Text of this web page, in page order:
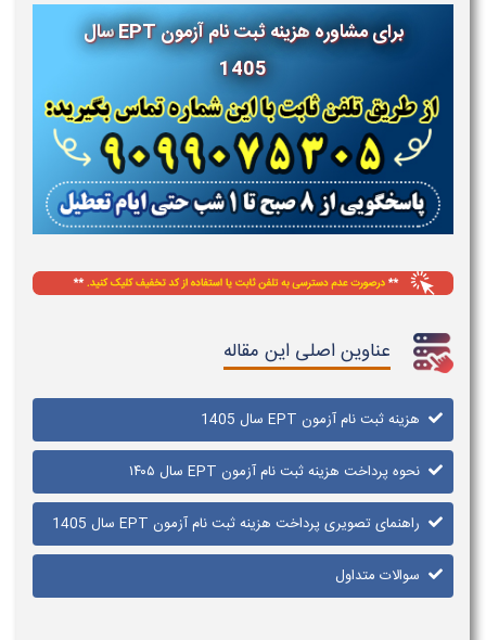
برای مشاوره
هزینه ثبت نام آزمون EPT سال
1405
عناوین اصلی این مقاله
هزینه ثبت نام آزمون EPT سال 1405
نحوه پرداخت هزینه ثبت نام آزمون EPT سال ۱۴۰۵
راهنمای تصویری پرداخت هزینه ثبت نام آزمون EPT سال 1405
سوالات متداول